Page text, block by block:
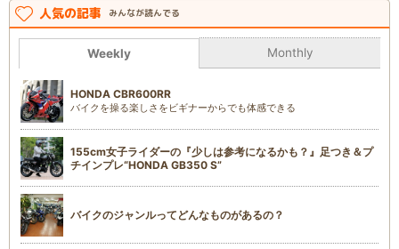
人気の記事 みんなが読んでる
Weekly Monthly
HONDA CBR600RR
バイクを操る楽しさをビギナーからでも体感できる
155cm女子ライダーの『少しは参考になるかも？』足つき＆プ
チインプレ“HONDA GB350 S”
バイクのジャンルってどんなものがあるの？